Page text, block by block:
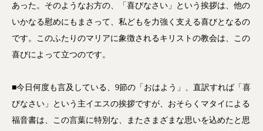
あった。そのようなお方の、「喜びなさい」という挨拶は、他の
いかなる慰めにもまさって、私どもを力強く支える喜びとなるの
です。このふたりのマリアに象徴されるキリストの教会は、この
喜びによって立つのです。
■今日何度も言及している、9節の「おはよう」、直訳すれば「喜
びなさい」という主イエスの挨拶ですが、おそらくマタイによる
福音書は、この言葉に特別な、またさまざまな思いを込めたと思